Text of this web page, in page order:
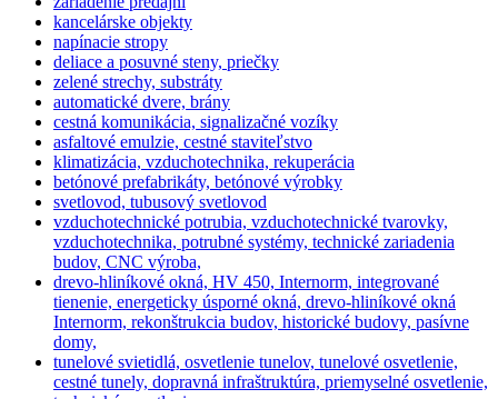
kancelárske objekty
napínacie stropy
deliace a posuvné steny, priečky
zelené strechy, substráty
automatické dvere, brány
cestná komunikácia, signalizačné vozíky
asfaltové emulzie, cestné staviteľstvo
klimatizácia, vzduchotechnika, rekuperácia
betónové prefabrikáty, betónové výrobky
svetlovod, tubusový svetlovod
vzduchotechnické potrubia, vzduchotechnické tvarovky,
vzduchotechnika, potrubné systémy, technické zariadenia
budov, CNC výroba,
drevo-hliníkové okná, HV 450, Internorm, integrované
tienenie, energeticky úsporné okná, drevo-hliníkové okná
Internorm, rekonštrukcia budov, historické budovy, pasívne
domy,
tunelové svietidlá, osvetlenie tunelov, tunelové osvetlenie,
cestné tunely, dopravná infraštruktúra, priemyselné osvetlenie,